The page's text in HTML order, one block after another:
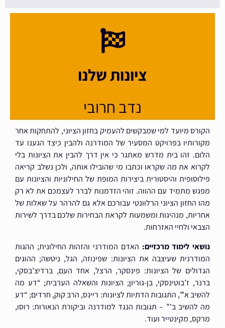
ציונות שלנו
נדב חרובי
הקורס מיועד למי שמבקשים להעמיק בחזון הציוני, להתחקות אחר
מקורותיו בפרויקט המסעיר של המודרנה ולהבין כיצד הגענו עד
הלום. זהו בית מדרש מאתגר כי אין דרך להבין את הציונות בלי
לקרוא את מה שקראו וכתבו מי שהובילו אותה, ולכן נשלב קריאה
פילוסופית והיסטורית ביצירות המופת של החילוניות והציונות עם
מפגש מתמיד עם ההווה. זוהי הזדמנות לברר לעצמכם את לא רק
מהו החזון הציוני הרלוונטי עבורכם אלא גם להרהר על שאלות של
אחריות, מנהיגות ומשמעות לקראת הבחירות שלכם בדרך לשירות
הצבאי ולחיי האזרחות.
נושאי לימוד מרכזיים: האדם המודרני והזהות החילונית; ההגות
המודרנית שעיצבה את הציונות: שפינוזה, הגל, ניטשה; ההוגים
הגדולים של הציונות: פינסקר, הרצל, אחד העם, ברדיצ’בסקי,
ברנר, ז’בוטינסקי, בן-גוריון; הציונות והשאלה הערבית; “דע מה
להשיב א'”, התגובות הדתיות לציונות: ריינס, הרב קוק, חרדים; “דע
מה להשיב ב'” – תגובות הנגד למודרנה וביקורת הנאורות: רוסו,
מרקס, מקינטייר ועוד.